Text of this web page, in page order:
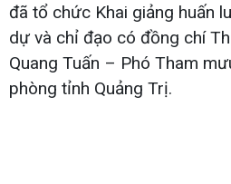
đã tổ chức Khai giảng huấn
dự và chỉ đạo có đồng chí
Quang Tuấn – Phó Tham
phòng tỉnh Quảng Trị.